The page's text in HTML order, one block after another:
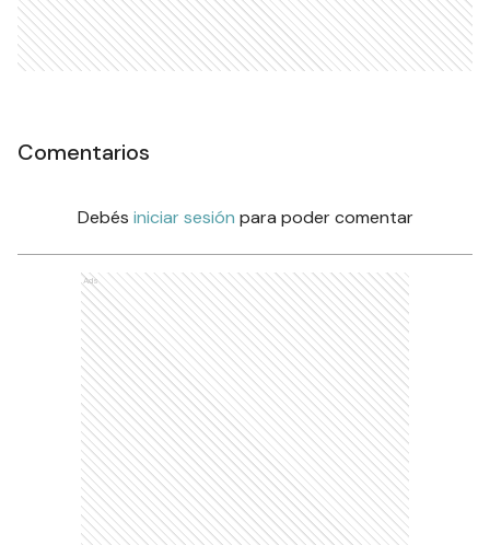
Comentarios
Debés iniciar sesión para poder comentar
Ads